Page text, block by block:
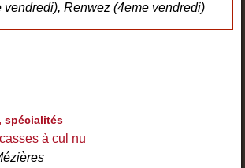
vendredi), Renwez (4eme vendredi)
spécialités
à cul nu